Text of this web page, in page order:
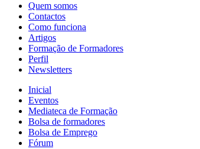
Quem somos
Contactos
Como funciona
Artigos
Formação de Formadores
Perfil
Newsletters
Inicial
Eventos
Mediateca de Formação
Bolsa de formadores
Bolsa de Emprego
Fórum